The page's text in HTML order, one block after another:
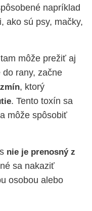
napríklad
ako sú psy, mačky,
môže prežiť aj
rany, začne
, ktorý
. Tento toxín sa
môže spôsobiť
nie je prenosný z
sa nakaziť
osobou alebo